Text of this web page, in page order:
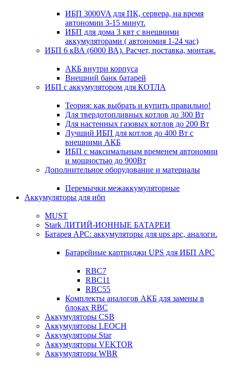
ИБП 3000VA для ПК, сервера, на время
автономии 3-15 минут.
ИБП для дома 3 квт с внешними
аккумуляторами ( автономия 1-24 час)
ИБП 6 кВА (6000 ВА). Расчет, поставка, монтаж.
АКБ внутри корпуса
Внешний банк батарей
ИБП с аккумулятором для КОТЛА
Теория: как выбрать и купить правильно!
Для твердотопливных котлов до 300 Вт
Для настенных газовых котлов до 200 Вт
Лучший ИБП для котлов до 400 Вт с
внешними АКБ
ИБП с максимальным временем автономии
и мощностью до 900Вт
Дополнительное оборудование и материалы
Перемычки межаккумуляторные
Аккумуляторы для ибп
MUST
Stark ЛИТИЙ-ИОННЫЕ БАТАРЕИ
Батарея APC: аккумуляторы для ups apc, аналоги.
Батарейные картриджи UPS для ИБП APC
RBC7
RBC11
RBC55
Комплекты аналогов АКБ для замены в
блоках RBC
Аккумуляторы CSB
Аккумуляторы LEOCH
Аккумуляторы Star
Аккумуляторы VEKTOR
Аккумуляторы WBR